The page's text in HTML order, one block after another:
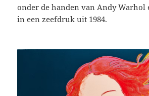
onder de handen van Andy Warhol
in een zeefdruk uit 1984.